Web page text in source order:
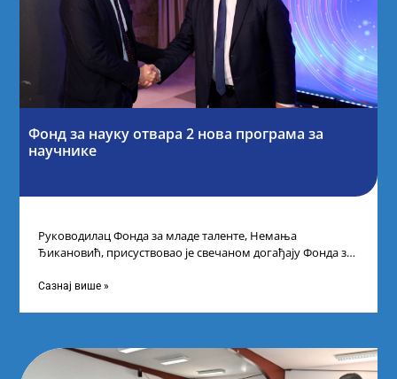
Фонд за науку отвара 2 нова програма за
научнике
Руководилац Фонда за младе таленте, Немања
Ђикановић, присуствовао је свечаном догађају Фонда за
Сазнај више »